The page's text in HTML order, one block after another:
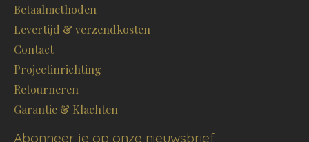
Betaalmethoden
Levertijd & verzendkosten
Contact
Projectinrichting
Retourneren
Garantie & Klachten
Abonneer je op onze nieuwsbrief